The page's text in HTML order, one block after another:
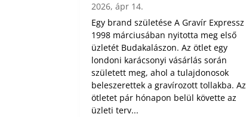
2026, ápr 14.
Egy brand születése A Gravír Expressz
1998 márciusában nyitotta meg első
üzletét Budakalászon. Az ötlet egy
londoni karácsonyi vásárlás során
született meg, ahol a tulajdonosok
beleszerettek a gravírozott tollakba. Az
ötletet pár hónapon belül követte az
üzleti terv...